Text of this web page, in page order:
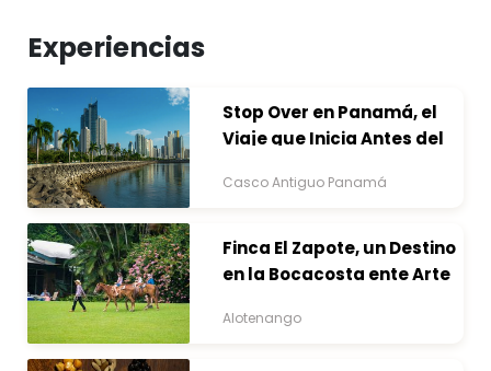
Experiencias
Stop Over en Panamá, el
Viaje que Inicia Antes del
Casco Antiguo Panamá
Finca El Zapote, un Destino
en la Bocacosta ente Arte
Alotenango